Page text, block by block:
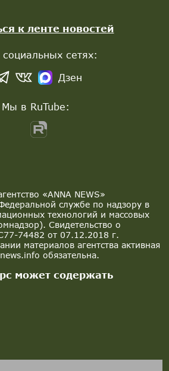
«ANNA NEWS»
службе по надзору в
технологий и массовых
Свидетельство о
74482 от 07.12.2018 г.
материалов агентства активная
обязательна.
может содержать
к ленте новостей
сетях:
Дзен
Мы в RuTube: